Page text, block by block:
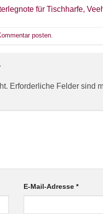
posten.
Erforderliche Felder sind
E-Mail-Adresse*